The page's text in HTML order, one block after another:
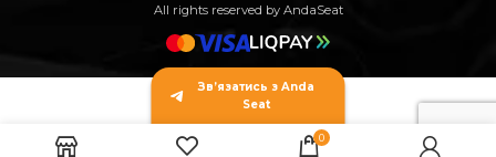
All rights reserved by AndaSeat
ігрове Anda12,999.00
ВИБЕРІТЬ
Зв’язатись з Anda
Seat
0